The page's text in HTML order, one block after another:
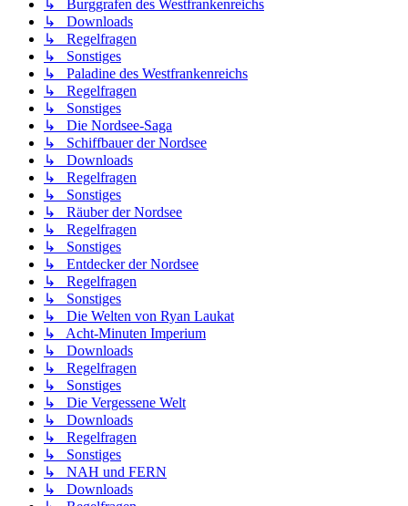
↳ Burggrafen des Westfrankenreichs
↳ Downloads
↳ Regelfragen
↳ Sonstiges
↳ Paladine des Westfrankenreichs
↳ Regelfragen
↳ Sonstiges
↳ Die Nordsee-Saga
↳ Schiffbauer der Nordsee
↳ Downloads
↳ Regelfragen
↳ Sonstiges
↳ Räuber der Nordsee
↳ Regelfragen
↳ Sonstiges
↳ Entdecker der Nordsee
↳ Regelfragen
↳ Sonstiges
↳ Die Welten von Ryan Laukat
↳ Acht-Minuten Imperium
↳ Downloads
↳ Regelfragen
↳ Sonstiges
↳ Die Vergessene Welt
↳ Downloads
↳ Regelfragen
↳ Sonstiges
↳ NAH und FERN
↳ Downloads